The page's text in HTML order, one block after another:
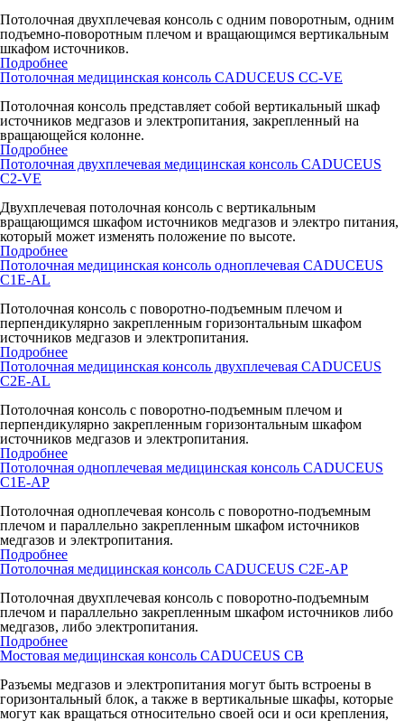
Потолочная двухплечевая консоль с одним поворотным, одним
подъемно-поворотным плечом и вращающимся вертикальным
шкафом источников.
Подробнее
Потолочная медицинская консоль CADUCEUS CC-VE
Потолочная консоль представляет собой вертикальный шкаф
источников медгазов и электропитания, закрепленный на
вращающейся колонне.
Подробнее
Потолочная двухплечевая медицинская консоль CADUCEUS
C2-VE
Двухплечевая потолочная консоль с вертикальным
вращающимся шкафом источников медгазов и электро питания,
который может изменять положение по высоте.
Подробнее
Потолочная медицинская консоль одноплечевая CADUCEUS
C1E-AL
Потолочная консоль с поворотно-подъемным плечом и
перпендикулярно закрепленным горизонтальным шкафом
источников медгазов и электропитания.
Подробнее
Потолочная медицинская консоль двухплечевая CADUCEUS
C2E-AL
Потолочная консоль с поворотно-подъемным плечом и
перпендикулярно закрепленным горизонтальным шкафом
источников медгазов и электропитания.
Подробнее
Потолочная одноплечевая медицинская консоль CADUCEUS
C1E-AP
Потолочная одноплечевая консоль с поворотно-подъемным
плечом и параллельно закрепленным шкафом источников
медгазов и электропитания.
Подробнее
Потолочная медицинская консоль CADUCEUS C2E-AP
Потолочная двухплечевая консоль с поворотно-подъемным
плечом и параллельно закрепленным шкафом источников либо
медгазов, либо электропитания.
Подробнее
Мостовая медицинская консоль CADUCEUS CB
Разъемы медгазов и электропитания могут быть встроены в
горизонтальный блок, а также в вертикальные шкафы, которые
могут как вращаться относительно своей оси и оси крепления,